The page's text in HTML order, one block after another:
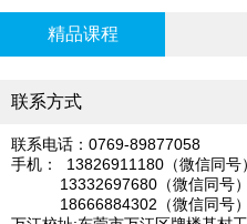
炉证年审
精品课程
联系方式
联系电话：0769-89877058
手机： 13826911180（微信同号
13332697680（微信同号）
18666884302（微信同号）